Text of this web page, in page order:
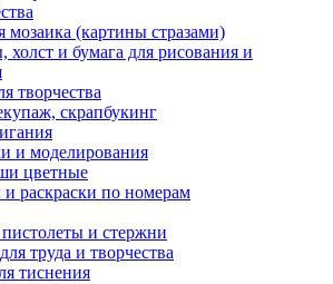
мозаика (картины стразами)
холст и бумага для рисования и
творчества
скрапбукинг
и моделирования
цветные
раскраски по номерам
и стержни
труда и творчества
тиснения